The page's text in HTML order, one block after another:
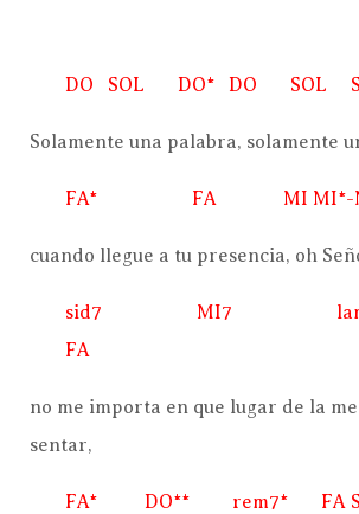
DO SOL DO* DO SOL
Solamente una palabra, solamente
FA* FA MI MI*-
cuando llegue a tu presencia, oh
sid7 MI7 lam -
FA
no me importa en que lugar de la
sentar,
FA* DO** rem7* FA